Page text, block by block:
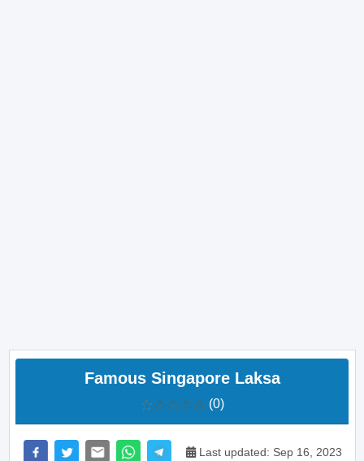
Famous Singapore Laksa
(0)
Last updated: Sep 16, 2023